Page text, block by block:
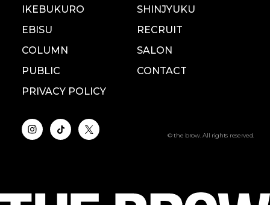
IKEBUKURO
SHINJYUKU
EBISU
RECRUIT
COLUMN
SALON
PUBLIC
CONTACT
PRIVACY POLICY
© the brow. All rights reserved.